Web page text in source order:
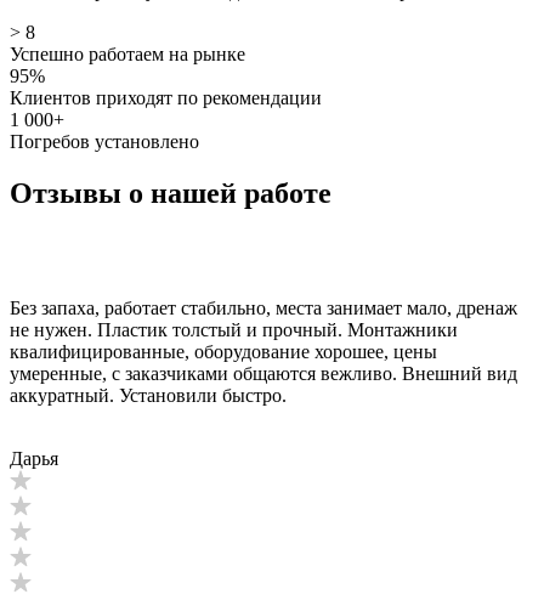
> 8
Успешно работаем на рынке
95%
Клиентов приходят по рекомендации
1 000+
Погребов установлено
Отзывы о нашей работе
Без запаха, работает стабильно, места занимает мало, дренаж
не нужен. Пластик толстый и прочный. Монтажники
квалифицированные, оборудование хорошее, цены
умеренные, с заказчиками общаются вежливо. Внешний вид
аккуратный. Установили быстро.
Дарья